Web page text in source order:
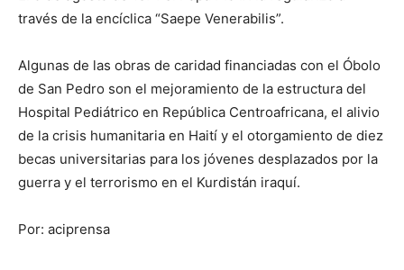
través de la encíclica “Saepe Venerabilis”.
Algunas de las obras de caridad financiadas con el Óbolo
de San Pedro son el mejoramiento de la estructura del
Hospital Pediátrico en República Centroafricana, el alivio
de la crisis humanitaria en Haití y el otorgamiento de diez
becas universitarias para los jóvenes desplazados por la
guerra y el terrorismo en el Kurdistán iraquí.
Por: aciprensa